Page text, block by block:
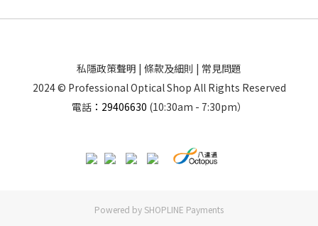
私隱政策聲明 | 條款及細則 | 常見問題
2024 © Professional Optical Shop All Rights Reserved
電話：29406630 (10:30am - 7:30pm）
Powered by SHOPLINE Payments